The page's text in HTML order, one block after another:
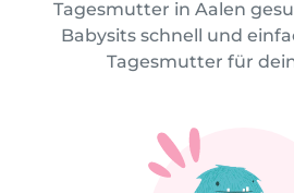
Tagesmutter in Aalen
Babysits schnell und
Tagesmutter für